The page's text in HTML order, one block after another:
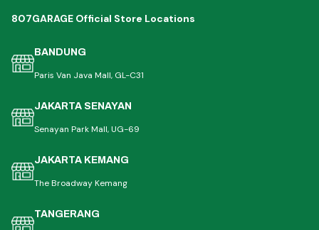
807GARAGE Official Store Locations
BANDUNG
Paris Van Java Mall, GL-C31
JAKARTA SENAYAN
Senayan Park Mall, UG-69
JAKARTA KEMANG
The Broadway Kemang
TANGERANG